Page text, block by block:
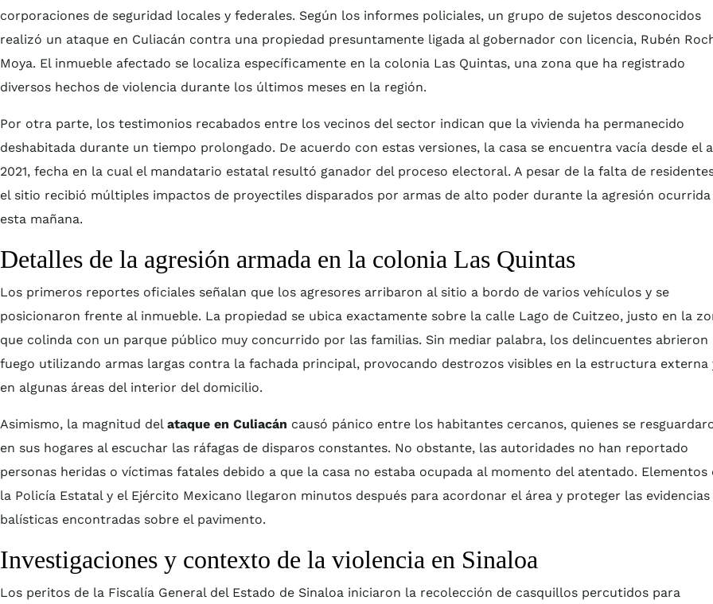
corporaciones de seguridad locales y federales. Según los informes policiales, un grupo de sujetos desconocidos
realizó un ataque en Culiacán contra una propiedad presuntamente ligada al gobernador con licencia, Rubén
Moya. El inmueble afectado se localiza específicamente en la colonia Las Quintas, una zona que ha registrado
diversos hechos de violencia durante los últimos meses en la región.
Por otra parte, los testimonios recabados entre los vecinos del sector indican que la vivienda ha permanecido
deshabitada durante un tiempo prolongado. De acuerdo con estas versiones, la casa se encuentra vacía desde el
2021, fecha en la cual el mandatario estatal resultó ganador del proceso electoral. A pesar de la falta de
el sitio recibió múltiples impactos de proyectiles disparados por armas de alto poder durante la agresión ocurrida
esta mañana.
Detalles de la agresión armada en la colonia Las Quintas
Los primeros reportes oficiales señalan que los agresores arribaron al sitio a bordo de varios vehículos y se
posicionaron frente al inmueble. La propiedad se ubica exactamente sobre la calle Lago de Cuitzeo, justo en la
que colinda con un parque público muy concurrido por las familias. Sin mediar palabra, los delincuentes abrieron
fuego utilizando armas largas contra la fachada principal, provocando destrozos visibles en la estructura externa
en algunas áreas del interior del domicilio.
Asimismo, la magnitud del ataque en Culiacán causó pánico entre los habitantes cercanos, quienes se
en sus hogares al escuchar las ráfagas de disparos constantes. No obstante, las autoridades no han reportado
personas heridas o víctimas fatales debido a que la casa no estaba ocupada al momento del atentado. Elementos
la Policía Estatal y el Ejército Mexicano llegaron minutos después para acordonar el área y proteger las evidencias
balísticas encontradas sobre el pavimento.
Investigaciones y contexto de la violencia en Sinaloa
Los peritos de la Fiscalía General del Estado de Sinaloa iniciaron la recolección de casquillos percutidos para